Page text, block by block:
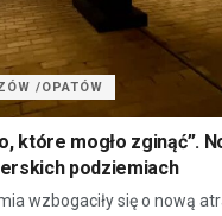
/OPATÓW
które mogło zginąć”.
podziemiach
wzbogaciły się o nową